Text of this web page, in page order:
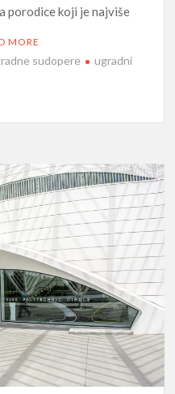
porodice koji je najviše
MORE
sudopere
ugradni